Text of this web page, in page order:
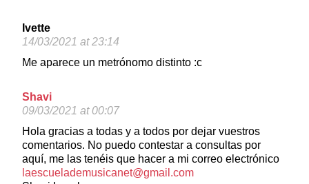
Ivette
14/03/2021 at 23:14
Me aparece un metrónomo distinto :c
Shavi
09/03/2021 at 00:07
Hola gracias a todas y a todos por dejar vuestros
comentarios. No puedo contestar a consultas por
aquí, me las tenéis que hacer a mi correo electrónico
laescuelademusicanet@gmail.com